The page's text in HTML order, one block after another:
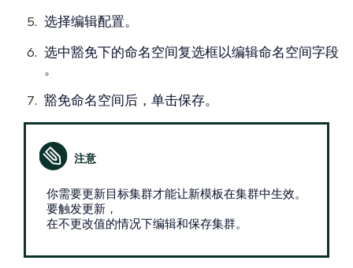
选择编辑配置。
选中豁免下的命名空间复选框以编辑命名空间字段
。
豁免命名空间后，单击保存。
你需要更新目标集群才能让新模板在集群中生效。
要触发更新，
在不更改值的情况下编辑和保存集群。